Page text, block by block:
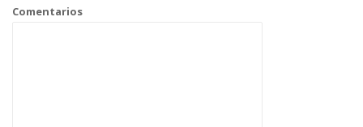
Comentarios